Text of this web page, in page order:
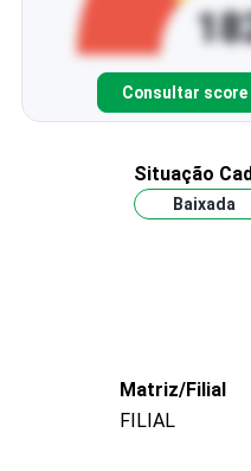
Consultar score
Situação
Baixada
Matriz/Filial
FILIAL